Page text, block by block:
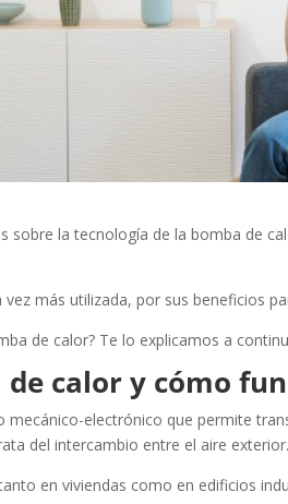
sobre la tecnología de la bomba de
más utilizada, por sus beneficios
de calor? Te lo explicamos a
de calor y cómo
mecánico-electrónico que permite
del intercambio entre el aire exterior.
en viviendas como en edificios